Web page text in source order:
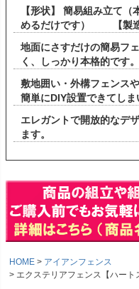
【形状】 簡易組み立て
めるだけです） 【製造
地面にさすだけの簡易フ
く、しっかり本格的です。
敷地囲い・外構フェンス
簡単にDIY設置できてしま
エレガントで開放的なデ
ます。
HOME
アイアンフェンス
エクステリアフェンス【ハー